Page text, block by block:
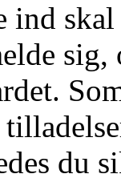
ind
du